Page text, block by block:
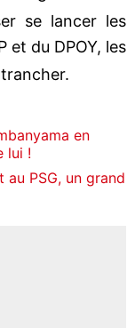
se lancer les
et du DPOY, les
en
lui !
au PSG, un grand